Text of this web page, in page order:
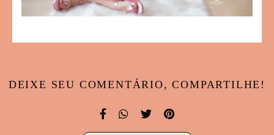
DEIXE SEU COMENTÁRIO, COMPARTILHE!